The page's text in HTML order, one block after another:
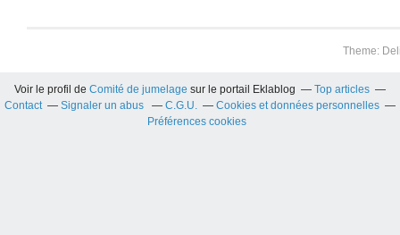
Theme:
Voir le profil de Comité de jumelage sur le portail Eklablog
Top articles
Contact
Signaler un abus C.G.U.
Cookies et données personnelles
Préférences cookies